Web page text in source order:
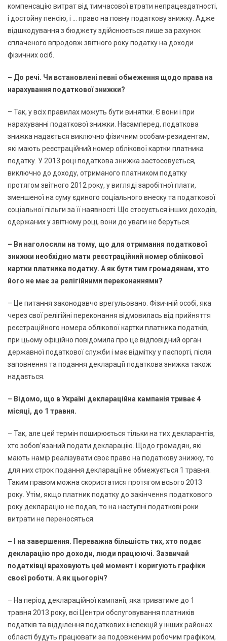
компенсацію витрат від тимчасової втрати непрацездатності,
і достойну пенсію, і … право на повну податкову знижку. Адже
відшкодування з бюджету здійснюється лише за рахунок
сплаченого впродовж звітного року податку на доходи
фізичних осіб.
– До речі. Чи встановлені певні обмеження щодо права на
нарахування податкової знижки?
– Так, у всіх правилах можуть бути винятки. Є вони і при
нарахуванні податкової знижки. Насамперед, податкова
знижка надається виключно фізичним особам-резидентам,
які мають реєстраційний номер облікової картки платника
податку. У 2013 році податкова знижка застосовується,
виключно до доходу, отриманого платником податку
протягом звітного 2012 року, у вигляді заробітної плати,
зменшеної на суму єдиного соціального внеску та податкової
соціальної пільги за її наявності. Що стосується інших доходів,
одержаних у звітному році, вони до уваги не беруться.
– Ви наголосили на тому, що для отримання податкової
знижки необхідно мати реєстраційний номер облікової
картки платника податку. А як бути тим громадянам, хто
його не має за релігійними переконаннями?
– Це питання законодавчо врегульовано. Фізичній особі, яка
через свої релігійні переконання відмовилась від прийняття
реєстраційного номера облікової картки платника податків,
при цьому офіційно повідомила про це відповідний орган
державної податкової служби і має відмітку у паспорті, після
заповнення та подання декларації податкова знижка також
надається.
– Відомо, що в Україні деклараційна кампанія триває 4
місяці, до 1 травня.
– Так, але цей термін поширюється тільки на тих декларантів,
хто зобов’язаний подати декларацію. Щодо громадян, які
мають намір реалізувати своє право на податкову знижку, то
для них строк подання декларації не обмежується 1 травня.
Таким правом можна скористатися протягом всього 2013
року. Утім, якщо платник податку до закінчення податкового
року декларацію не подав, то на наступні податкові роки
витрати не переносяться.
– І на завершення. Переважна більшість тих, хто подає
декларацію про доходи, люди працюючі. Зазвичай
податківці враховують цей момент і коригують графіки
своєї роботи. А як цьогоріч?
– На період деклараційної кампанії, яка триватиме до 1
травня 2013 року, всі Центри обслуговування платників
податків та відділення податкових інспекцій у інших районах
області будуть працювати за подовженим робочим графіком,